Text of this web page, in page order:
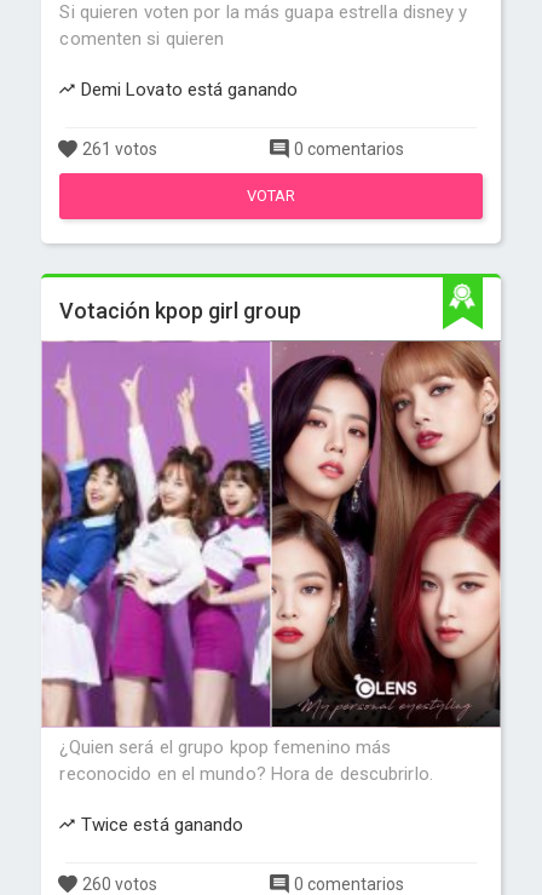
Si quieren voten por la más guapa estrella disney y
comenten si quieren
Demi Lovato está ganando
261 votos 0 comentarios
VOTAR
Votación kpop girl group
¿Quien será el grupo kpop femenino más
reconocido en el mundo? Hora de descubrirlo.
Twice está ganando
260 votos 0 comentarios